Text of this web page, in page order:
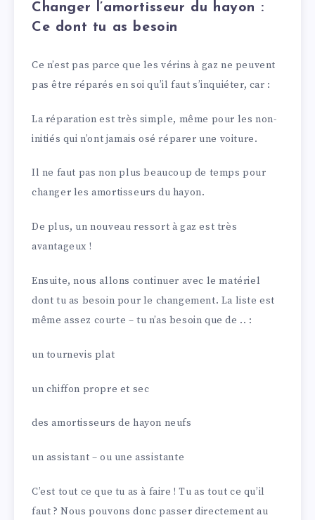
Changer l’amortisseur du hayon :
Ce dont tu as besoin
Ce n’est pas parce que les vérins à gaz ne peuvent
pas être réparés en soi qu’il faut s’inquiéter, car :
La réparation est très simple, même pour les non-
initiés qui n’ont jamais osé réparer une voiture.
Il ne faut pas non plus beaucoup de temps pour
changer les amortisseurs du hayon.
De plus, un nouveau ressort à gaz est très
avantageux !
Ensuite, nous allons continuer avec le matériel
dont tu as besoin pour le changement. La liste est
même assez courte – tu n’as besoin que de .. :
un tournevis plat
un chiffon propre et sec
des amortisseurs de hayon neufs
un assistant – ou une assistante
C’est tout ce que tu as à faire ! Tu as tout ce qu’il
faut ? Nous pouvons donc passer directement au